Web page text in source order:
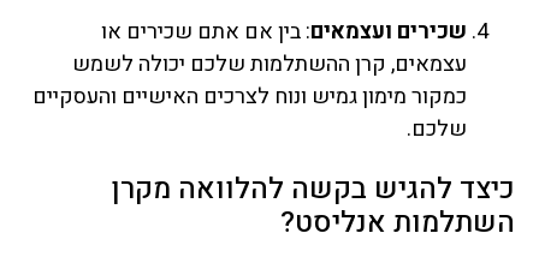
שכירים ועצמאים: בין אם אתם שכירים או
עצמאים, קרן ההשתלמות שלכם יכולה לשמש
כמקור מימון גמיש ונוח לצרכים האישיים והעסקיים
שלכם.
כיצד להגיש בקשה להלוואה מקרן
השתלמות אנליסט?